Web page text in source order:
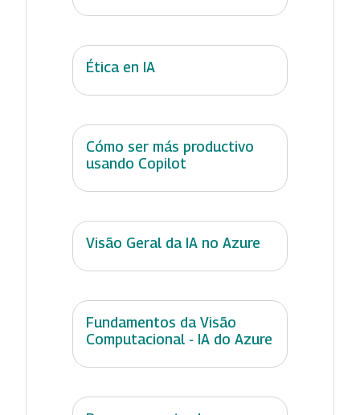
Ética en IA
Cómo ser más productivo
usando Copilot
Visão Geral da IA no Azure
Fundamentos da Visão
Computacional - IA do Azure